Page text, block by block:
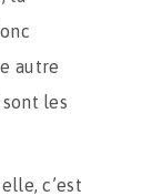
autre
les
c’est